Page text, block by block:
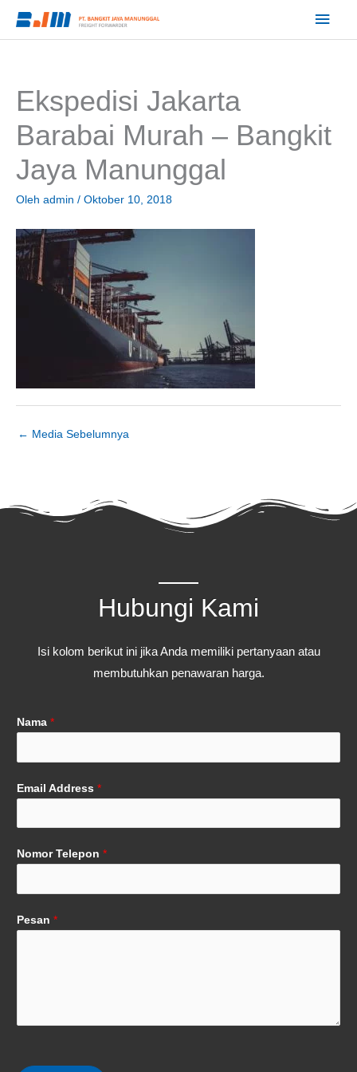
Lewati
Ekspedisi Jakarta
Barabai Murah – Bangkit
Jaya Manunggal
Oleh admin / Oktober 10, 2018
← Media Sebelumnya
Hubungi Kami
Isi kolom berikut ini jika Anda memiliki pertanyaan atau
membutuhkan penawaran harga.
Nama *
Email Address *
Nomor Telepon *
Pesan *